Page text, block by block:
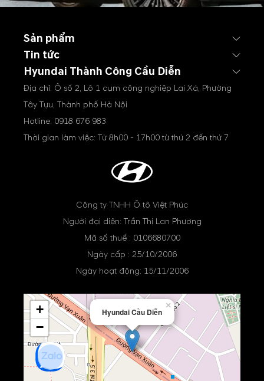
Sản phẩm
Tin tức
Hyundai Thành Công Cầu Diễn
Địa chỉ: Ô số 2, Lô 1 cụm công nghiệp Lai Xá, Phường
Tây Tựu, Thành phố Hà Nội
Hotline: 0918 676 983
Thời gian làm việc: Từ 8h00 - 17h00 từ thứ 2 đến thứ 7
Công ty TNHH Ô tô Việt Phúc
Người đại diện: Trần Thị Lan Phương
Mã số thuế : 0106680700
Ngày cấp : 25/10/2006
Ngày hoạt động: 15/11/2006
Hyundai Cầu Diễn
×
+
−